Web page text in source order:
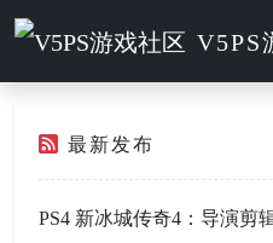
V5PS
最新发布
PS4 新冰城传奇4：导演剪